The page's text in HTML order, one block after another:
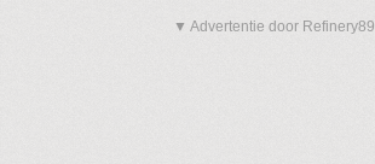
▼ Advertentie door Refinery89